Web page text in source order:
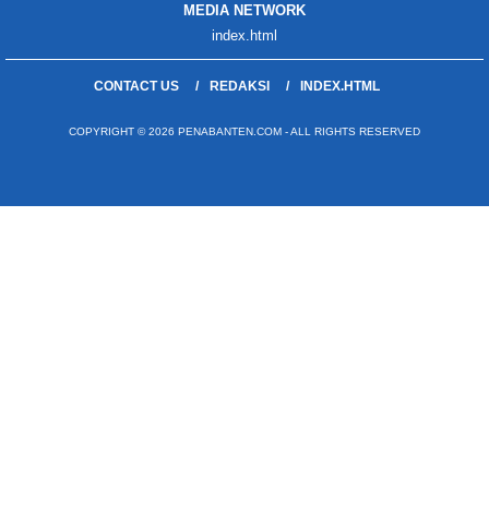
MEDIA NETWORK
index.html
CONTACT US REDAKSI INDEX.HTML
COPYRIGHT © 2026 PENABANTEN.COM - ALL RIGHTS RESERVED